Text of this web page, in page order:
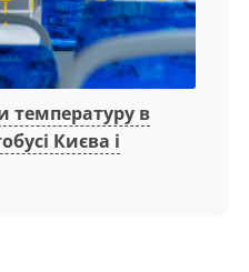
температуру в
Києва і